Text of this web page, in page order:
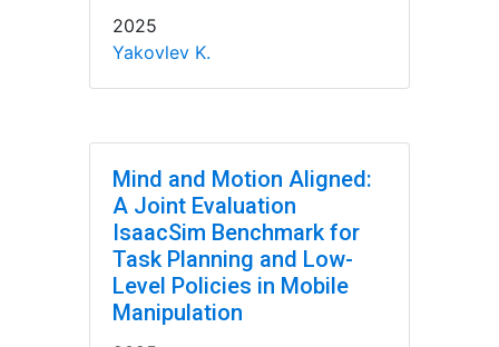
2025
Yakovlev K.
Mind and Motion Aligned:
A Joint Evaluation
IsaacSim Benchmark for
Task Planning and Low-
Level Policies in Mobile
Manipulation